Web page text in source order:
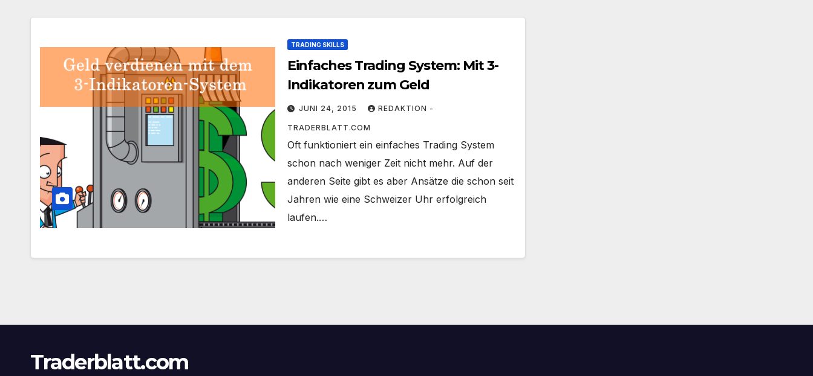
TRADING SKILLS
Einfaches Trading System: Mit 3-
Indikatoren zum Geld
JUNI 24, 2015 REDAKTION -
TRADERBLATT.COM
Oft funktioniert ein einfaches Trading System
schon nach weniger Zeit nicht mehr. Auf der
anderen Seite gibt es aber Ansätze die schon seit
Jahren wie eine Schweizer Uhr erfolgreich
laufen.…
Traderblatt.com